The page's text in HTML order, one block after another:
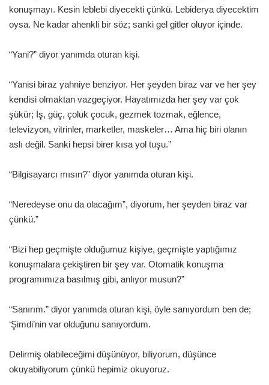
konuşmayı. Kesin leblebi diyecekti çünkü. Lebiderya diyecektim
oysa. Ne kadar ahenkli bir söz; sanki gel gitler oluyor içinde.
“Yani?” diyor yanımda oturan kişi.
“Yanisi biraz yahniye benziyor. Her şeyden biraz var ve her şey
kendisi olmaktan vazgeçiyor. Hayatımızda her şey var çok
şükür; İş, güç, çoluk çocuk, gezmek tozmak, eğlence,
televizyon, vitrinler, marketler, maskeler… Ama hiç biri olanın
aslı değil. Sanki hepsi birer kısa yol tuşu.”
“Bilgisayarcı mısın?” diyor yanımda oturan kişi.
“Neredeyse onu da olacağım”, diyorum, her şeyden biraz var
çünkü.”
“Bizi hep geçmişte olduğumuz kişiye, geçmişte yaptığımız
konuşmalara çekiştiren bir şey var. Otomatik konuşma
programımıza basılmış gibi, anlıyor musun?”
“Sanırım.” diyor yanımda oturan kişi, öyle sanıyordum ben de;
‘Şimdi’nin var olduğunu sanıyordum.
Delirmiş olabileceğimi düşünüyor, biliyorum, düşünce
okuyabiliyorum çünkü hepimiz okuyoruz.